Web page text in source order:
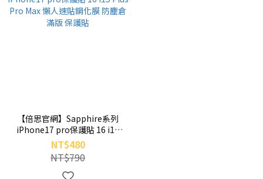
【倍思官網】Sapphire系列
iPhone17 pro保護貼 16 i15
Plus Pro Max 懶人速貼鋼化膜
防塵倉 滿版 保護貼
NT$480
NT$790